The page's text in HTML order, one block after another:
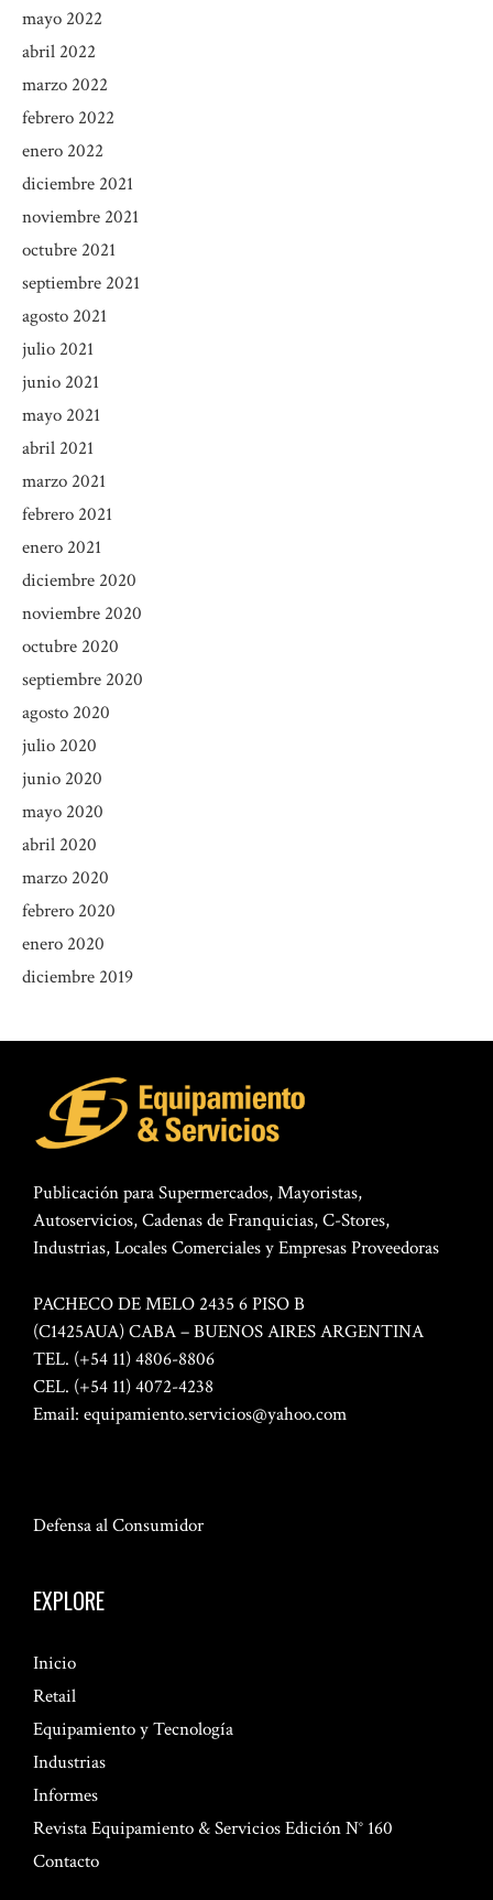
mayo 2022
abril 2022
marzo 2022
febrero 2022
enero 2022
diciembre 2021
noviembre 2021
octubre 2021
septiembre 2021
agosto 2021
julio 2021
junio 2021
mayo 2021
abril 2021
marzo 2021
febrero 2021
enero 2021
diciembre 2020
noviembre 2020
octubre 2020
septiembre 2020
agosto 2020
julio 2020
junio 2020
mayo 2020
abril 2020
marzo 2020
febrero 2020
enero 2020
diciembre 2019
Publicación para Supermercados, Mayoristas,
Autoservicios, Cadenas de Franquicias, C-Stores,
Industrias, Locales Comerciales y Empresas Proveedoras
PACHECO DE MELO 2435 6 PISO B
(C1425AUA) CABA – BUENOS AIRES ARGENTINA
TEL. (+54 11) 4806-8806
CEL. (+54 11) 4072-4238
Email: equipamiento.servicios@yahoo.com
Defensa al Consumidor
EXPLORE
Inicio
Retail
Equipamiento y Tecnología
Industrias
Informes
Revista Equipamiento & Servicios Edición N° 160
Contacto